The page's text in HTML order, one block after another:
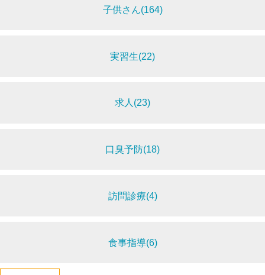
子供さん(164)
実習生(22)
求人(23)
口臭予防(18)
訪問診療(4)
食事指導(6)